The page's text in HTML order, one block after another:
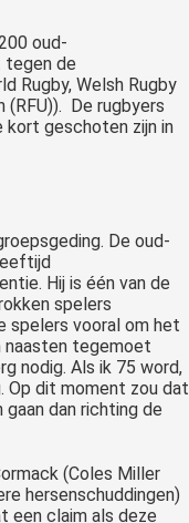
oud-
tegen de
Rugby, Welsh Rugby
(RFU)). De rugbyers
kort geschoten zijn in
De oud-
Hij is één van de
spelers
spelers vooral om het
naasten tegemoet
nodig. Als ik 75 word,
Op dit moment zou dat
dan richting de
(Coles Miller
hersenschuddingen)
een claim als deze